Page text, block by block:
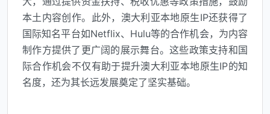
本土内容创作。此外，澳大利亚本地原生IP还获得了
国际知名平台如Netflix、Hulu等的合作机会，为内容
制作方提供了更广阔的展示舞台。这些政策支持和国
际合作机会不仅有助于提升澳大利亚本地原生IP的知
名度，还为其长远发展奠定了坚实基础。